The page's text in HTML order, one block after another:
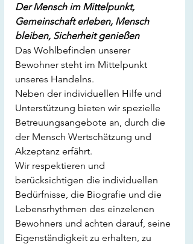
Der Mensch im Mittelpunkt,
Gemeinschaft erleben, Mensch
bleiben, Sicherheit genießen
Das Wohlbefinden unserer
Bewohner steht im Mittelpunkt
unseres Handelns.
Neben der individuellen Hilfe und
Unterstützung bieten wir spezielle
Betreuungsangebote an, durch die
der Mensch Wertschätzung und
Akzeptanz erfährt.
Wir respektieren und
berücksichtigen die individuellen
Bedürfnisse, die Biografie und die
Lebensrhythmen des einzelenen
Bewohners und achten darauf, seine
Eigenständigkeit zu erhalten, zu